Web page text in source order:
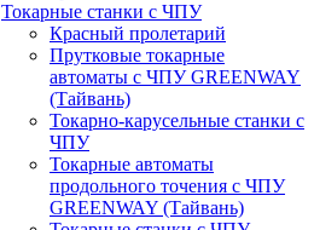
Токарные станки с ЧПУ
Красный пролетарий
Прутковые токарные
автоматы с ЧПУ GREENWAY
(Тайвань)
Токарно-карусельные станки с
ЧПУ
Токарные автоматы
продольного точения с ЧПУ
GREENWAY (Тайвань)